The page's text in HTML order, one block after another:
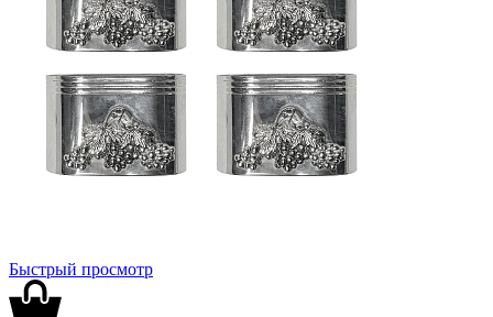
Быстрый просмотр